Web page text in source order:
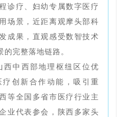
诊疗、妇幼专属数字医疗
场景，近距离观摩头部科
成果，直观感受数智技术
完整落地链路。
中西部地理枢纽区位优
创新合作动能，吸引重
等全国多省市医疗行业主
业代表参会，陕西多家头